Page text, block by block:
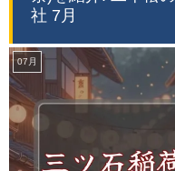
社 7月
07月